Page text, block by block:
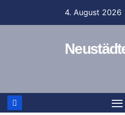
4. August 2026